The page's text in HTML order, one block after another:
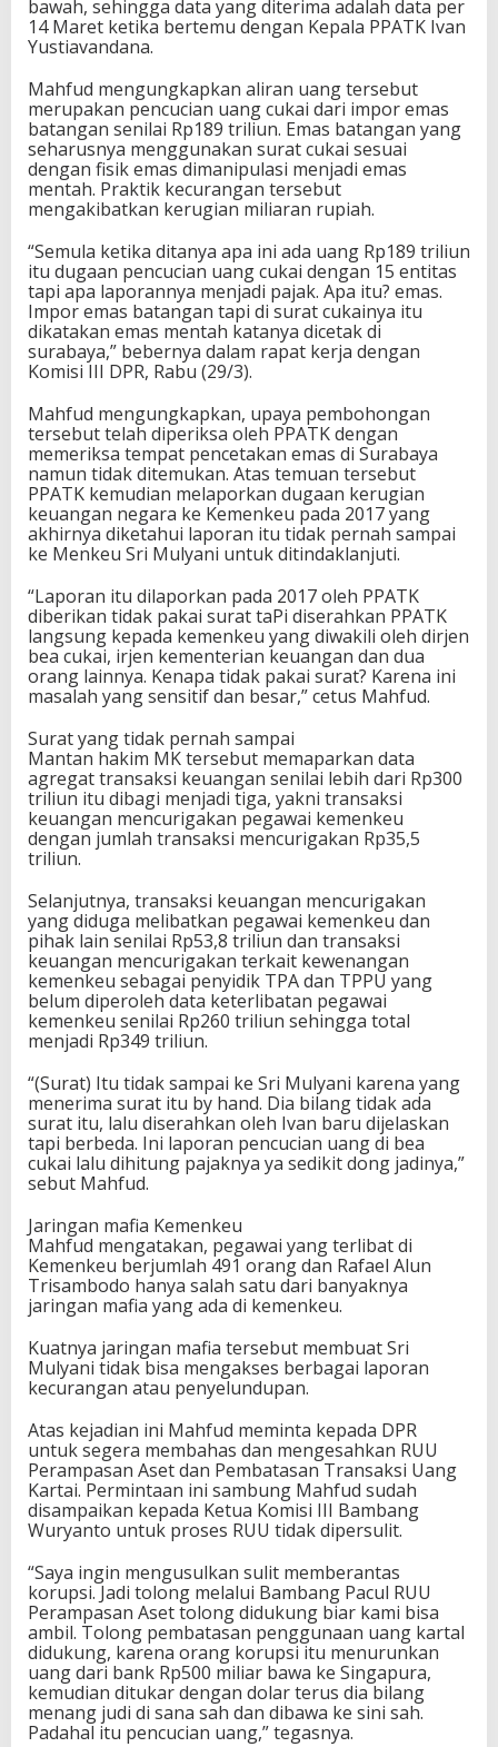
bawah, sehingga data yang diterima adalah data per
14 Maret ketika bertemu dengan Kepala PPATK Ivan
Yustiavandana.
Mahfud mengungkapkan aliran uang tersebut
merupakan pencucian uang cukai dari impor emas
batangan senilai Rp189 triliun. Emas batangan yang
seharusnya menggunakan surat cukai sesuai
dengan fisik emas dimanipulasi menjadi emas
mentah. Praktik kecurangan tersebut
mengakibatkan kerugian miliaran rupiah.
“Semula ketika ditanya apa ini ada uang Rp189 triliun
itu dugaan pencucian uang cukai dengan 15 entitas
tapi apa laporannya menjadi pajak. Apa itu? emas.
Impor emas batangan tapi di surat cukainya itu
dikatakan emas mentah katanya dicetak di
surabaya,” bebernya dalam rapat kerja dengan
Komisi III DPR, Rabu (29/3).
Mahfud mengungkapkan, upaya pembohongan
tersebut telah diperiksa oleh PPATK dengan
memeriksa tempat pencetakan emas di Surabaya
namun tidak ditemukan. Atas temuan tersebut
PPATK kemudian melaporkan dugaan kerugian
keuangan negara ke Kemenkeu pada 2017 yang
akhirnya diketahui laporan itu tidak pernah sampai
ke Menkeu Sri Mulyani untuk ditindaklanjuti.
“Laporan itu dilaporkan pada 2017 oleh PPATK
diberikan tidak pakai surat taPi diserahkan PPATK
langsung kepada kemenkeu yang diwakili oleh dirjen
bea cukai, irjen kementerian keuangan dan dua
orang lainnya. Kenapa tidak pakai surat? Karena ini
masalah yang sensitif dan besar,” cetus Mahfud.
Surat yang tidak pernah sampai
Mantan hakim MK tersebut memaparkan data
agregat transaksi keuangan senilai lebih dari Rp300
triliun itu dibagi menjadi tiga, yakni transaksi
keuangan mencurigakan pegawai kemenkeu
dengan jumlah transaksi mencurigakan Rp35,5
triliun.
Selanjutnya, transaksi keuangan mencurigakan
yang diduga melibatkan pegawai kemenkeu dan
pihak lain senilai Rp53,8 triliun dan transaksi
keuangan mencurigakan terkait kewenangan
kemenkeu sebagai penyidik TPA dan TPPU yang
belum diperoleh data keterlibatan pegawai
kemenkeu senilai Rp260 triliun sehingga total
menjadi Rp349 triliun.
“(Surat) Itu tidak sampai ke Sri Mulyani karena yang
menerima surat itu by hand. Dia bilang tidak ada
surat itu, lalu diserahkan oleh Ivan baru dijelaskan
tapi berbeda. Ini laporan pencucian uang di bea
cukai lalu dihitung pajaknya ya sedikit dong jadinya,”
sebut Mahfud.
Jaringan mafia Kemenkeu
Mahfud mengatakan, pegawai yang terlibat di
Kemenkeu berjumlah 491 orang dan Rafael Alun
Trisambodo hanya salah satu dari banyaknya
jaringan mafia yang ada di kemenkeu.
Kuatnya jaringan mafia tersebut membuat Sri
Mulyani tidak bisa mengakses berbagai laporan
kecurangan atau penyelundupan.
Atas kejadian ini Mahfud meminta kepada DPR
untuk segera membahas dan mengesahkan RUU
Perampasan Aset dan Pembatasan Transaksi Uang
Kartai. Permintaan ini sambung Mahfud sudah
disampaikan kepada Ketua Komisi III Bambang
Wuryanto untuk proses RUU tidak dipersulit.
“Saya ingin mengusulkan sulit memberantas
korupsi. Jadi tolong melalui Bambang Pacul RUU
Perampasan Aset tolong didukung biar kami bisa
ambil. Tolong pembatasan penggunaan uang kartal
didukung, karena orang korupsi itu menurunkan
uang dari bank Rp500 miliar bawa ke Singapura,
kemudian ditukar dengan dolar terus dia bilang
menang judi di sana sah dan dibawa ke sini sah.
Padahal itu pencucian uang,” tegasnya.